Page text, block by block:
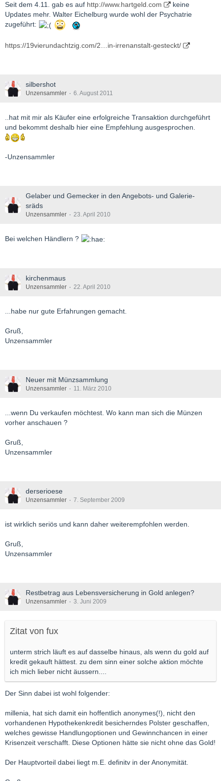
Seit dem 4.11. gab es auf http://www.hartgeld.com
keine
Updates mehr. Walter Eichelburg wurde wohl der Psychatrie
zugeführt:
https://19vierundachtzig.com/2…in-irrenanstalt-gesteckt/
silbershot
Unzensammler 6. August 2011
..hat mit mir als Käufer eine erfolgreiche Transaktion durchgeführt
und bekommt deshalb hier eine Empfehlung ausgesprochen.
-Unzensammler
Gelaber und Gemecker in den Angebots- und Galerie-
sräds
Unzensammler 23. April 2010
Bei welchen Händlern ?
kirchenmaus
Unzensammler 22. April 2010
...habe nur gute Erfahrungen gemacht.
Gruß,
Unzensammler
Neuer mit Münzsammlung
Unzensammler 11. März 2010
...wenn Du verkaufen möchtest. Wo kann man sich die Münzen
vorher anschauen ?
Gruß,
Unzensammler
derserioese
Unzensammler 7. September 2009
ist wirklich seriös und kann daher weiterempfohlen werden.
Gruß,
Unzensammler
Restbetrag aus Lebensversicherung in Gold anlegen?
Unzensammler 3. Juni 2009
Zitat von fux
unterm strich läuft es auf dasselbe hinaus, als wenn du gold auf
kredit gekauft hättest. zu dem sinn einer solche aktion möchte
ich mich lieber nicht äussern....
Der Sinn dabei ist wohl folgender:
millenia, hat sich damit ein hoffentlich anonymes(!), nicht den
vorhandenen Hypothekenkredit besicherndes Polster geschaffen,
welches gewisse Handlungoptionen und Gewinnchancen in einer
Krisenzeit verschafft. Diese Optionen hätte sie nicht ohne das Gold!
Der Hauptvorteil dabei liegt m.E. definitv in der Anonymität.